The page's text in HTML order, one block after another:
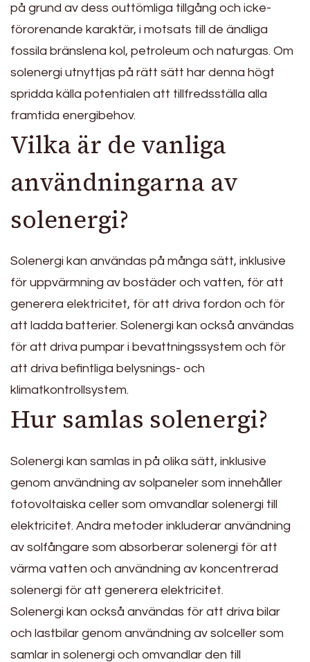
på grund av dess outtömliga tillgång och icke-
förorenande karaktär, i motsats till de ändliga
fossila bränslena kol, petroleum och naturgas. Om
solenergi utnyttjas på rätt sätt har denna högt
spridda källa potentialen att tillfredsställa alla
framtida energibehov.
Vilka är de vanliga
användningarna av
solenergi?
Solenergi kan användas på många sätt, inklusive
för uppvärmning av bostäder och vatten, för att
generera elektricitet, för att driva fordon och för
att ladda batterier. Solenergi kan också användas
för att driva pumpar i bevattningssystem och för
att driva befintliga belysnings- och
klimatkontrollsystem.
Hur samlas solenergi?
Solenergi kan samlas in på olika sätt, inklusive
genom användning av solpaneler som innehåller
fotovoltaiska celler som omvandlar solenergi till
elektricitet. Andra metoder inkluderar användning
av solfångare som absorberar solenergi för att
värma vatten och användning av koncentrerad
solenergi för att generera elektricitet.
Solenergi kan också användas för att driva bilar
och lastbilar genom användning av solceller som
samlar in solenergi och omvandlar den till